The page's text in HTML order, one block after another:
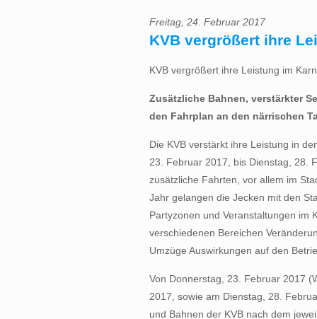
Freitag, 24. Februar 2017
KVB vergrößert ihre
KVB vergrößert ihre Leistung im
Zusätzliche Bahnen, verstärkter
den Fahrplan an den närrischen
Die KVB verstärkt ihre Leistung in
23. Februar 2017, bis Dienstag, 28.
zusätzliche Fahrten, vor allem im
Jahr gelangen die Jecken mit den
Partyzonen und Veranstaltungen im
verschiedenen Bereichen
Umzüge Auswirkungen auf den
Von Donnerstag, 23. Februar 2017
2017, sowie am Dienstag, 28.
und Bahnen der KVB nach dem